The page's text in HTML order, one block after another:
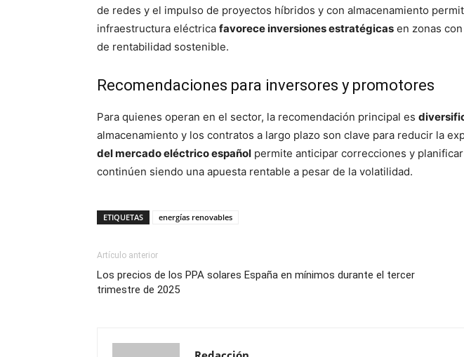
de redes y el impulso de proyectos híbridos y con almacenamiento
infraestructura eléctrica favorece inversiones estratégicas en zonas
de rentabilidad sostenible.
Recomendaciones para inversores y promotores
Para quienes operan en el sector, la recomendación principal es
almacenamiento y los contratos a largo plazo son clave para reducir la
del mercado eléctrico español permite anticipar correcciones y
continúen siendo una apuesta rentable a pesar de la volatilidad.
ETIQUETAS energías renovables
Artículo anterior
Los precios de los PPA solares España en mínimos durante el tercer
trimestre de 2025